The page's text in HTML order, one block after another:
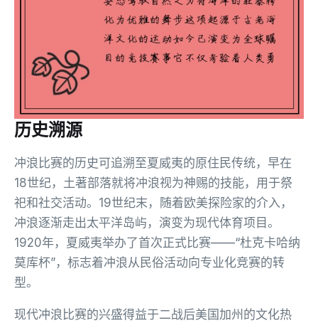
历史溯源
冲浪比赛的历史可追溯至夏威夷的原住民传统，早在
18世纪，土著部落就将冲浪视为神赐的技能，用于祭
祀和社交活动。19世纪末，随着欧美探险家的介入，
冲浪逐渐走出太平洋岛屿，演变为现代体育项目。
1920年，夏威夷举办了首次正式比赛——“杜克卡哈纳
莫库杯”，标志着冲浪从民俗活动向专业化竞赛的转
型。
现代冲浪比赛的兴盛得益于二战后美国加州的文化热